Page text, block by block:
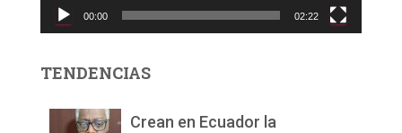
d
00:00 02:22
TENDENCIAS
Crean en Ecuador la